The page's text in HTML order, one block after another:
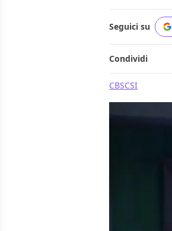
Seguici su
Condividi
CBSCSI